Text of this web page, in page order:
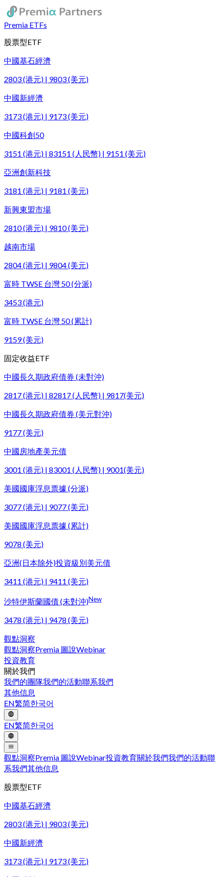
Premia ETFs
股票型ETF
中國基石經濟
2803 (港元) | 9803 (美元)
中國新經濟
3173 (港元) | 9173 (美元)
中國科創50
3151 (港元) | 83151 (人民幣) | 9151 (美元)
亞洲創新科技
3181 (港元) | 9181 (美元)
新興東盟市場
2810 (港元) | 9810 (美元)
越南市場
2804 (港元) | 9804 (美元)
富時 TWSE 台灣 50 (分派)
3453 (港元)
富時 TWSE 台灣 50 (累計)
9159 (美元)
固定收益ETF
中國長久期政府債券 (未對沖)
2817 (港元) | 82817 (人民幣) | 9817(美元)
中國長久期政府債券 (美元對沖)
9177 (美元)
中國房地產美元債
3001 (港元) | 83001 (人民幣) | 9001(美元)
美國國庫浮息票據 (分派)
3077 (港元) | 9077 (美元)
美國國庫浮息票據 (累計)
9078 (美元)
亞洲(日本除外)投資級別美元債
3411 (港元) | 9411 (美元)
沙特伊斯蘭國債 (未對沖)New
3478 (港元) | 9478 (美元)
觀點洞察
觀點洞察Premia 圖說Webinar
投資教育
關於我們
我們的團隊我們的活動聯系我們
其他信息
EN繁简한국어
EN繁简한국어
觀點洞察Premia 圖說Webinar投資教育關於我們我們的活動聯
系我們其他信息
股票型ETF
中國基石經濟
2803 (港元) | 9803 (美元)
中國新經濟
3173 (港元) | 9173 (美元)